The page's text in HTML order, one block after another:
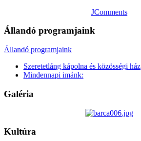
JComments
Állandó programjaink
Állandó programjaink
Szeretetláng kápolna és közösségi ház
Mindennapi imánk:
Galéria
Kultúra